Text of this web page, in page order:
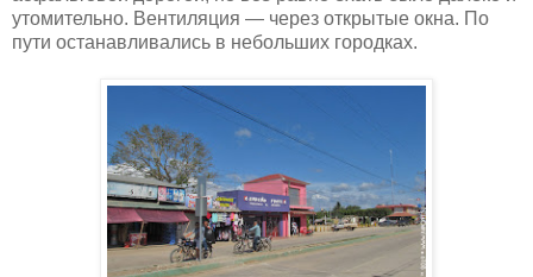
утомительно. Вентиляция — через открытые окна. По
пути останавливались в небольших городках.